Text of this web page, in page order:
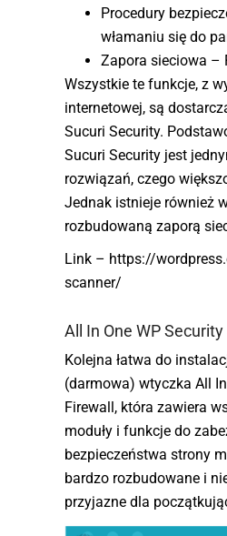
Procedury
włamaniu się do
Zapora sieciowa –
Wszystkie te funkcje, z
internetowej, są
Sucuri Security.
Sucuri Security jest
rozwiązań, czego
Jednak istnieje również
rozbudowaną zaporą
Link – https://
scanner/
All In One WP Security
Kolejna łatwa do
(darmowa) wtyczka All
Firewall, która zawiera
moduły i funkcje do
bezpieczeństwa strony
bardzo rozbudowane i
przyjazne dla